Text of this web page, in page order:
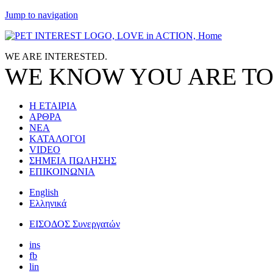
Jump to navigation
WE ARE INTERESTED.
WE KNOWYOU ARE
Η ΕΤΑΙΡΙΑ
ΑΡΘΡΑ
ΝΕΑ
ΚΑΤΑΛΟΓΟΙ
VIDEO
ΣΗΜΕΙΑ ΠΩΛΗΣΗΣ
ΕΠΙΚΟΙΝΩΝΙΑ
English
Ελληνικά
ΕΙΣΟΔΟΣ Συνεργατών
ins
fb
lin